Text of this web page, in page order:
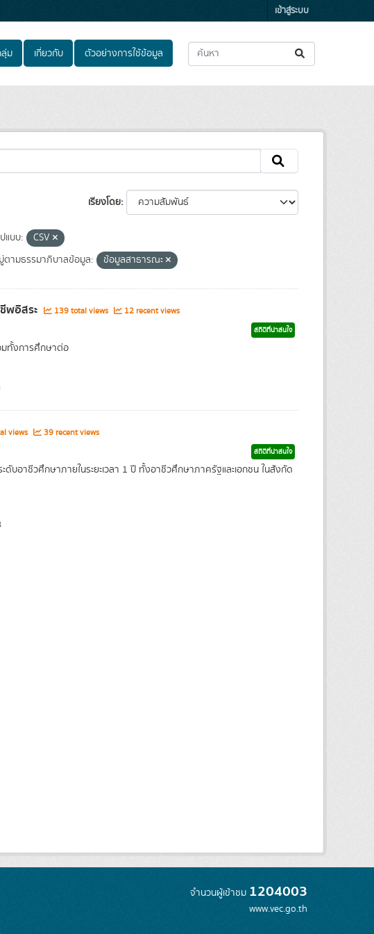
เข้าสู่ระบบ
ม เกี่ยวกับ ตัวอย่างการใช้ข้อมูล
เรียงโดย
แบบ:
CSV
ตามธรรมาภิบาลข้อมูล: ข้อมูลสาธารณะ
พอิสระ 139 total views 12 recent views
สถิติที่น่าสนใจ
มทั้งการศึกษาต่อ
views 39 recent views
สถิติที่น่าสนใจ
อาชีวศึกษาภายในระยะเวลา 1 ปี ทั้งอาชีวศึกษาภาครัฐและเอกชน ในสังกัด
จำนวนผู้เข้าชม 1204003
www.vec.go.th